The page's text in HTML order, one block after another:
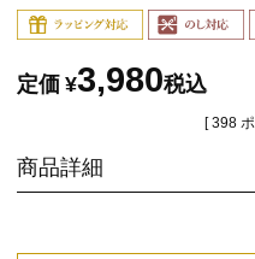
定価 ¥3,980税込
[ 398
商品詳細